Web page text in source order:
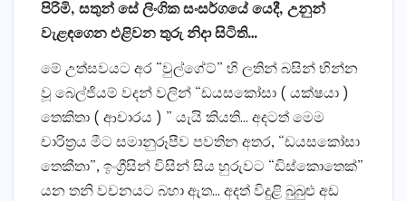
පිරිමි, සතුන් සේ ලිංගික සංසර්ගයේ යෙදී, උනුන්
වැළඳගෙන එළිවන තුරු නිදා සිටිති…
මේ උත්සවයට අර “වුල්ගේට්” හි ලතින් බසින් භින්න
වූ බෙල්ජියම් වදන් වලින් “ඩයසකෝසා ( යක්ෂයා )
තෙකිතා ( ආචාරය ) ” යැයි කියති… අදටත් මෙම
චාරිත්‍රය මීට සමානුරූපීව පවතින අතර, “ඩයසකෝසා
තෙකීතා”, ඉංග්‍රීසින් විසින් සිය හුරුවට “ඩිස්කොතෙක්”
යන තනි වචනයට බහා ඇත… අදත් විදුළි බුබුළු අඩ